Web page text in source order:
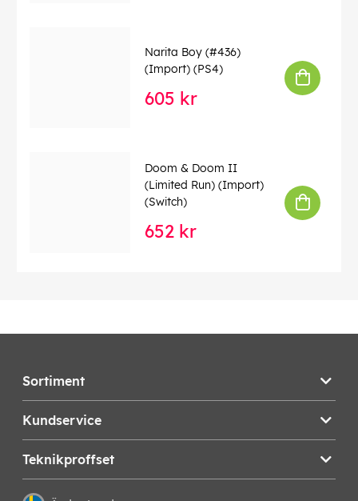
Narita Boy (#436)
(Import) (PS4)
605 kr
Doom & Doom II
(Limited Run) (Import)
(Switch)
652 kr
Sortiment
Kundservice
Teknikproffset